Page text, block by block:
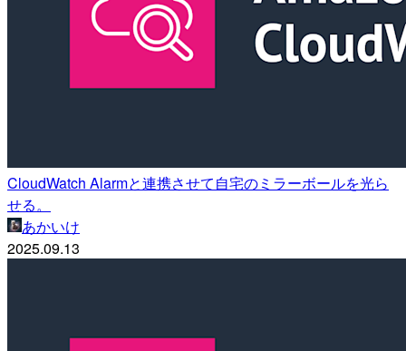
CloudWatch Alarmと連携させて自宅のミラーボールを光ら
せる。
あかいけ
2025.09.13